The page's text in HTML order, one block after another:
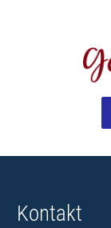
Kontakt